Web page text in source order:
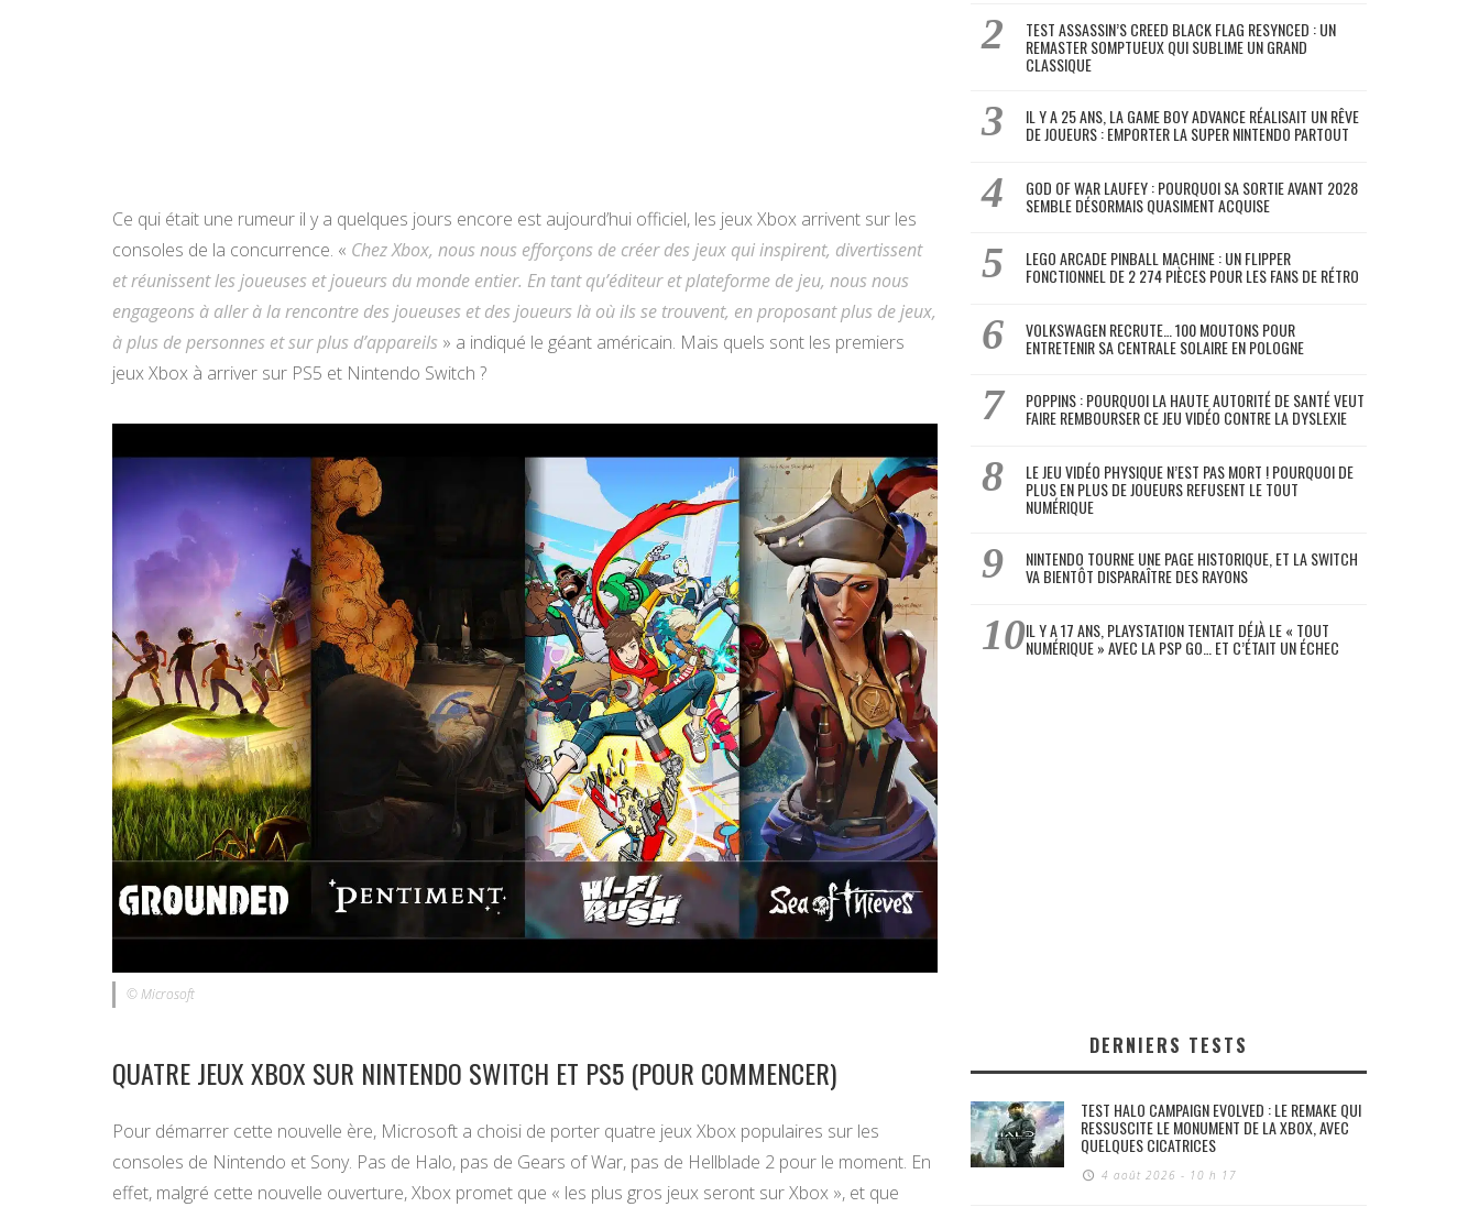
Ce qui était une rumeur il y a quelques jours encore est aujourd’hui officiel, les jeux Xbox arrivent sur les
consoles de la concurrence. « Chez Xbox, nous nous efforçons de créer des jeux qui inspirent, divertissent
et réunissent les joueuses et joueurs du monde entier. En tant qu’éditeur et plateforme de jeu, nous nous
engageons à aller à la rencontre des joueuses et des joueurs là où ils se trouvent, en proposant plus de jeux,
à plus de personnes et sur plus d’appareils » a indiqué le géant américain. Mais quels sont les premiers
jeux Xbox à arriver sur PS5 et Nintendo Switch ?
© Microsoft
QUATRE JEUX XBOX SUR NINTENDO SWITCH ET PS5 (POUR COMMENCER)
Pour démarrer cette nouvelle ère, Microsoft a choisi de porter quatre jeux Xbox populaires sur les
consoles de Nintendo et Sony. Pas de Halo, pas de Gears of War, pas de Hellblade 2 pour le moment. En
effet, malgré cette nouvelle ouverture, Xbox promet que « les plus gros jeux seront sur Xbox », et que
TEST ASSASSIN’S CREED BLACK FLAG RESYNCED : UN
REMASTER SOMPTUEUX QUI SUBLIME UN GRAND
CLASSIQUE
IL Y A 25 ANS, LA GAME BOY ADVANCE RÉALISAIT UN RÊVE
DE JOUEURS : EMPORTER LA SUPER NINTENDO PARTOUT
GOD OF WAR LAUFEY : POURQUOI SA SORTIE AVANT 2028
SEMBLE DÉSORMAIS QUASIMENT ACQUISE
LEGO ARCADE PINBALL MACHINE : UN FLIPPER
FONCTIONNEL DE 2 274 PIÈCES POUR LES FANS DE RÉTRO
VOLKSWAGEN RECRUTE… 100 MOUTONS POUR
ENTRETENIR SA CENTRALE SOLAIRE EN POLOGNE
POPPINS : POURQUOI LA HAUTE AUTORITÉ DE SANTÉ VEUT
FAIRE REMBOURSER CE JEU VIDÉO CONTRE LA DYSLEXIE
LE JEU VIDÉO PHYSIQUE N’EST PAS MORT ! POURQUOI DE
PLUS EN PLUS DE JOUEURS REFUSENT LE TOUT
NUMÉRIQUE
NINTENDO TOURNE UNE PAGE HISTORIQUE, ET LA SWITCH
VA BIENTÔT DISPARAÎTRE DES RAYONS
IL Y A 17 ANS, PLAYSTATION TENTAIT DÉJÀ LE « TOUT
NUMÉRIQUE » AVEC LA PSP GO… ET C’ÉTAIT UN ÉCHEC
DERNIERS TESTS
TEST HALO CAMPAIGN EVOLVED : LE REMAKE QUI
RESSUSCITE LE MONUMENT DE LA XBOX, AVEC
QUELQUES CICATRICES
4 août 2026 - 10 h 17